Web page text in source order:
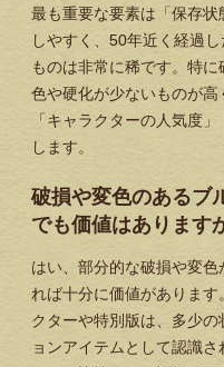
最も重要な要素は「保存
しやすく、50年近く経過
ものは非常に稀です。特
色や硬化が少ないものが高
「キャラクターの人気度
します。
破損や変色のあるブ
でも価値はあります
はい、部分的な破損や変
れば十分に価値がありま
クターや特別版は、多少
ョンアイテムとして認識